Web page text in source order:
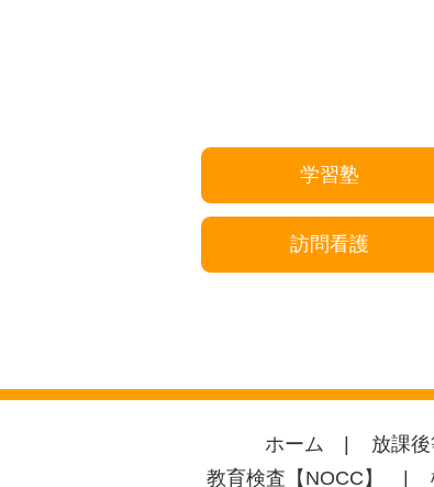
学習塾
訪問看護
ホーム 放課
教育検査【NOCC】